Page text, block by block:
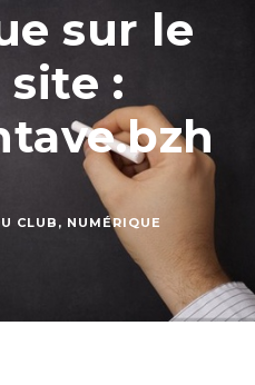
sur le
site :
CLUB , NUMÉRIQUE